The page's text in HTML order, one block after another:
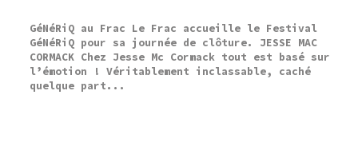
GéNéRiQ au Frac Le Frac accueille le Festival
GéNéRiQ pour sa journée de clôture. JESSE MAC
CORMACK Chez Jesse Mc Cormack tout est basé sur
l’émotion ! Véritablement inclassable, caché
quelque part...